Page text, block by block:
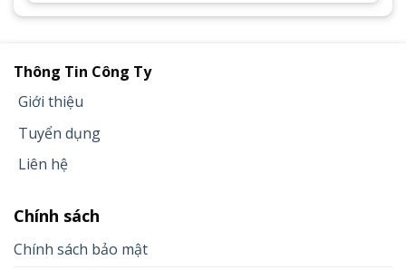
Thông Tin Công Ty
Giới thiệu
Tuyển dụng
Liên hệ
Chính sách
Chính sách bảo mật